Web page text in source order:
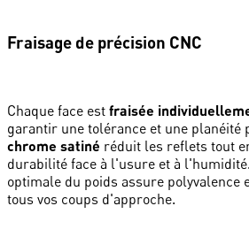
Fraisage de précision CNC
Chaque face est fraisée
garantir une tolérance et une planéité
chrome satiné réduit les reflets tout
durabilité face à l'usure et à
optimale du poids assure polyvalence
tous vos coups d'approche.